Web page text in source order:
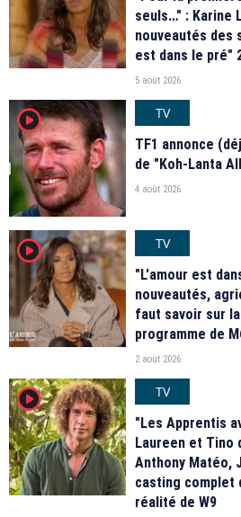
seuls…" : Karine
nouveautés des
est dans le pré"
5 août 2026
player2
TV
TF1 annonce
de "Koh-Lanta
4 août 2026
player2
TV
"L'amour est
nouveautés,
faut savoir sur
programme de
2 août 2026
player2
TV
"Les Apprentis
Laureen et Tino
Anthony Matéo,
casting complet
réalité de W9